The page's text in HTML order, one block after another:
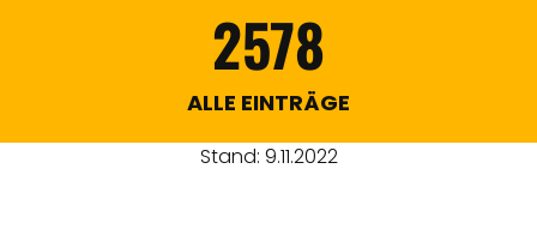
2578
ALLE EINTRÄGE
Stand: 9.11.2022